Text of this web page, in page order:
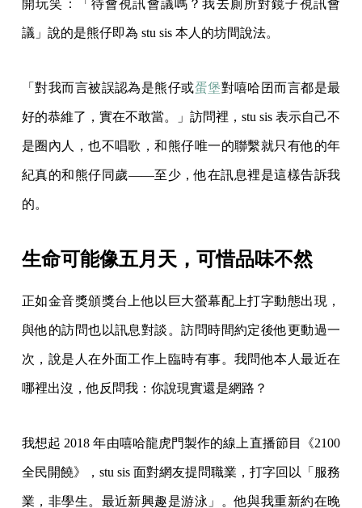
開玩笑：「待會視訊會議嗎？我去廁所對鏡子視訊會
議」說的是熊仔即為 stu sis 本人的坊間說法。
「對我而言被誤認為是熊仔或蛋堡對嘻哈囝而言都是最
好的恭維了，實在不敢當。」訪問裡，stu sis 表示自己不
是圈內人，也不唱歌，和熊仔唯一的聯繫就只有他的年
紀真的和熊仔同歲——至少，他在訊息裡是這樣告訴我
的。
生命可能像五月天，可惜品味不然
正如金音獎頒獎台上他以巨大螢幕配上打字動態出現，
與他的訪問也以訊息對談。訪問時間約定後他更動過一
次，說是人在外面工作上臨時有事。我問他本人最近在
哪裡出沒，他反問我：你說現實還是網路？
我想起 2018 年由嘻哈龍虎門製作的線上直播節目《2100
全民開饒》，stu sis 面對網友提問職業，打字回以「服務
業，非學生。最近新興趣是游泳」。他與我重新約在晚